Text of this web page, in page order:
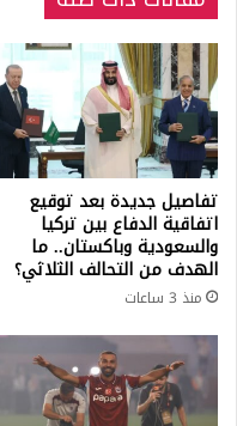
تفاصيل جديدة بعد توقيع
اتفاقية الدفاع بين تركيا
والسعودية وباكستان.. ما
الهدف من التحالف الثلاثي؟
منذ 3 ساعات